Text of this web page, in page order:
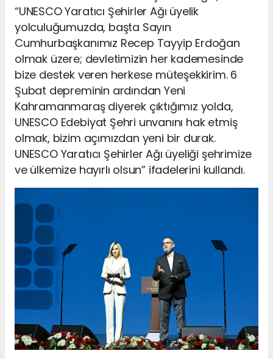
“UNESCO Yaratıcı Şehirler Ağı üyelik
yolculuğumuzda, başta Sayın
Cumhurbaşkanımız Recep Tayyip Erdoğan
olmak üzere; devletimizin her kademesinde
bize destek veren herkese müteşekkirim. 6
Şubat depreminin ardından Yeni
Kahramanmaraş diyerek çıktığımız yolda,
UNESCO Edebiyat Şehri unvanını hak etmiş
olmak, bizim açımızdan yeni bir durak.
UNESCO Yaratıcı Şehirler Ağı üyeliği şehrimize
ve ülkemize hayırlı olsun” ifadelerini kullandı.